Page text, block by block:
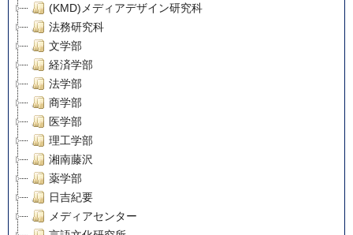
(KMD)メディアデザイン研究科
法務研究科
文学部
経済学部
法学部
商学部
医学部
理工学部
湘南藤沢
薬学部
日吉紀要
メディアセンター